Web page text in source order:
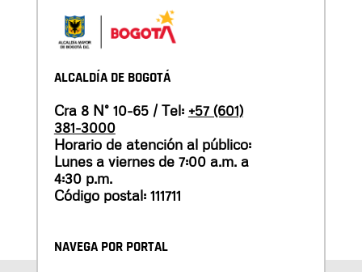
ALCALDÍA DE BOGOTÁ
Cra 8 N° 10-65 / Tel: +57 (601)
381-3000
Horario de atención al público:
Lunes a viernes de 7:00 a.m. a
4:30 p.m.
Código postal: 111711
NAVEGA POR PORTAL